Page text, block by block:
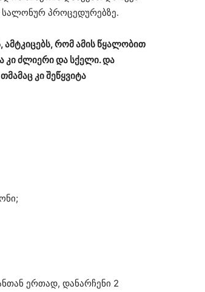
პროცედურებზე.
ამტკიცებს, რომ ამის წყალობით
კი ძლიერი და სქელი. და
კი შეწყვიტა
ერთად, დანარჩენი 2